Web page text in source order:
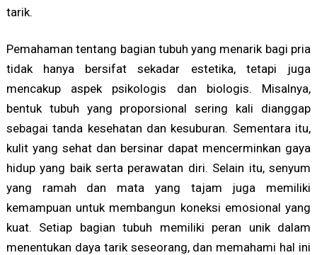
tarik.
Pemahaman tentang bagian tubuh yang menarik bagi pria
tidak hanya bersifat sekadar estetika, tetapi juga
mencakup aspek psikologis dan biologis. Misalnya,
bentuk tubuh yang proporsional sering kali dianggap
sebagai tanda kesehatan dan kesuburan. Sementara itu,
kulit yang sehat dan bersinar dapat mencerminkan gaya
hidup yang baik serta perawatan diri. Selain itu, senyum
yang ramah dan mata yang tajam juga memiliki
kemampuan untuk membangun koneksi emosional yang
kuat. Setiap bagian tubuh memiliki peran unik dalam
menentukan daya tarik seseorang, dan memahami hal ini